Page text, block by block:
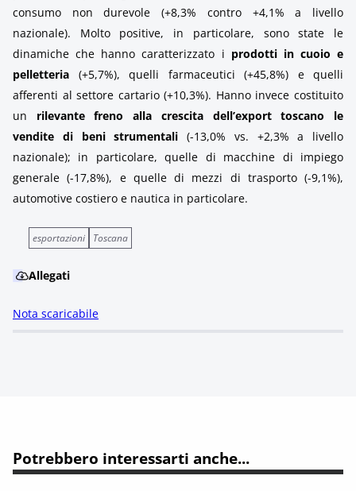
consumo non durevole (+8,3% contro +4,1% a livello
nazionale). Molto positive, in particolare, sono state le
dinamiche che hanno caratterizzato i prodotti in cuoio e
pelletteria (+5,7%), quelli farmaceutici (+45,8%) e quelli
afferenti al settore cartario (+10,3%). Hanno invece costituito
un rilevante freno alla crescita dell’export toscano le
vendite di beni strumentali (-13,0% vs. +2,3% a livello
nazionale); in particolare, quelle di macchine di impiego
generale (-17,8%), e quelle di mezzi di trasporto (-9,1%),
automotive costiero e nautica in particolare.
esportazioni Toscana
Allegati
Nota scaricabile
Potrebbero interessarti anche...